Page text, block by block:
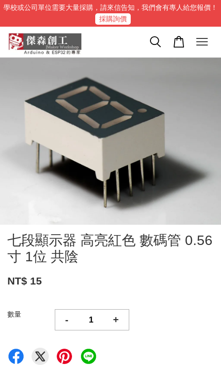
學校或公司單位需要大量採購，請來信告知，我們會有專人給您報價！
採購詢價
七段顯示器 高亮紅色 數碼管 0.56
寸 1位 共陰
NT$ 15
數量 - +